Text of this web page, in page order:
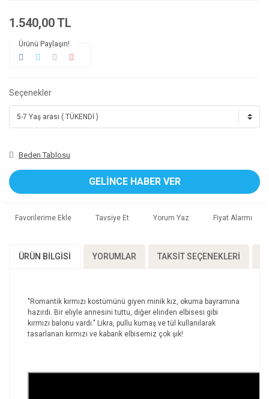
1.540,00 TL
Ürünü Paylaşın!
Seçenekler
Beden Tablosu
GELİNCE HABER VER
Tavsiye Et Yorum Yaz Fiyat Alarmı
ÜRÜN BILGISI YORUMLAR TAKSIT SEÇENEKLERI
"Romantik kırmızı kostümünü giyen minik kız, okuma bayramına
hazırdı. Bir eliyle annesini tuttu, diğer elinden elbisesi gibi
kırmızı balonu vardı." Likra, pullu kumaş ve tül kullanılarak
tasarlanan kırmızı ve kabarık elbisemiz çok şık!